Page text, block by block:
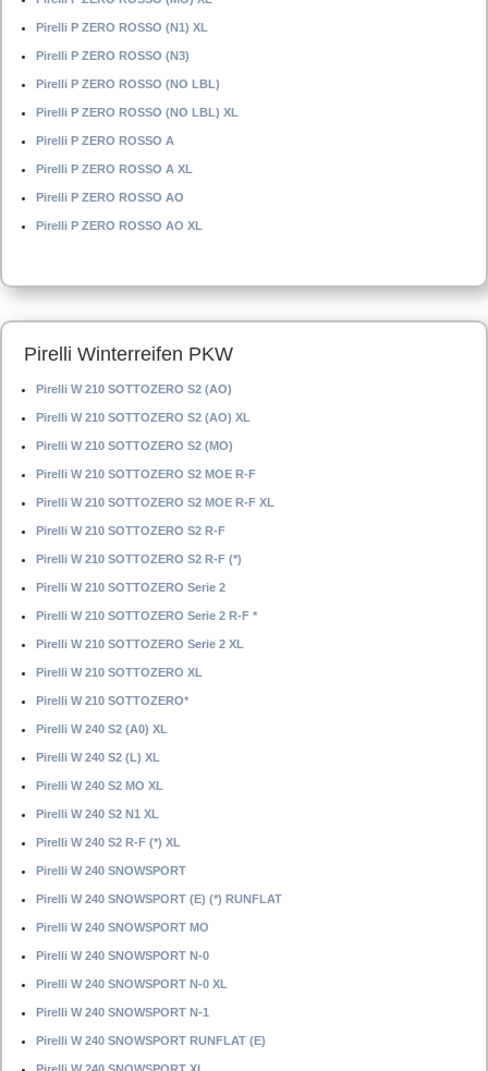
Pirelli P ZERO ROSSO (N1) XL
Pirelli P ZERO ROSSO (N3)
Pirelli P ZERO ROSSO (NO LBL)
Pirelli P ZERO ROSSO (NO LBL) XL
Pirelli P ZERO ROSSO A
Pirelli P ZERO ROSSO A XL
Pirelli P ZERO ROSSO AO
Pirelli P ZERO ROSSO AO XL
Pirelli Winterreifen PKW
Pirelli W 210 SOTTOZERO S2 (AO)
Pirelli W 210 SOTTOZERO S2 (AO) XL
Pirelli W 210 SOTTOZERO S2 (MO)
Pirelli W 210 SOTTOZERO S2 MOE R-F
Pirelli W 210 SOTTOZERO S2 MOE R-F XL
Pirelli W 210 SOTTOZERO S2 R-F
Pirelli W 210 SOTTOZERO S2 R-F (*)
Pirelli W 210 SOTTOZERO Serie 2
Pirelli W 210 SOTTOZERO Serie 2 R-F *
Pirelli W 210 SOTTOZERO Serie 2 XL
Pirelli W 210 SOTTOZERO XL
Pirelli W 210 SOTTOZERO*
Pirelli W 240 S2 (A0) XL
Pirelli W 240 S2 (L) XL
Pirelli W 240 S2 MO XL
Pirelli W 240 S2 N1 XL
Pirelli W 240 S2 R-F (*) XL
Pirelli W 240 SNOWSPORT
Pirelli W 240 SNOWSPORT (E) (*) RUNFLAT
Pirelli W 240 SNOWSPORT MO
Pirelli W 240 SNOWSPORT N-0
Pirelli W 240 SNOWSPORT N-0 XL
Pirelli W 240 SNOWSPORT N-1
Pirelli W 240 SNOWSPORT RUNFLAT (E)